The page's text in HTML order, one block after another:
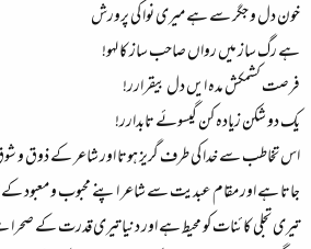
خون دل و جگر سے ہے میری نوا کی پرورش
ہے رگ ساز میں رواں صاحب ساز کا لہو!
فرصت کشمکش مدہ ایں دل بیقرارر!
یک دو شکن زیادہ کن گیسوئے تابدارر!
اس تخاطب سے خدا کی طرف گریز ہوتا اور شاعر کے ذوق و
جاتا ہے اور مقام عبدیت سے شاعر اپنے محبوب و معبود
تیری تجلی کائنات کو محیط ہے اور دنیا تیری قدرت کے صحرا